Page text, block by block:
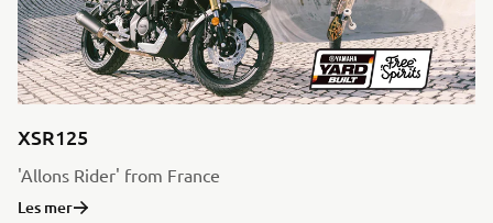
XSR125
'Allons Rider' from France
Les mer